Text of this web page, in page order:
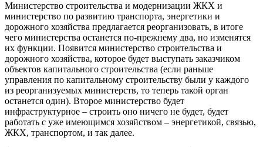
Министерство строительства и модернизации ЖКХ и
министерство по развитию транспорта, энергетики и
дорожного хозяйства предлагается реорганизовать, в итоге
чего министерства останется по-прежнему два, но изменятся
их функции. Появится министерство строительства и
дорожного хозяйства, которое будет выступать заказчиком
объектов капитального строительства (если раньше
управления по капитальному строительству были у каждого
из реорганизуемых министерств, то теперь такой орган
останется один). Второе министерство будет
инфраструктурное – строить оно ничего не будет, будет
работать с уже имеющимся хозяйством – энергетикой, связью,
ЖКХ, транспортом, и так далее.